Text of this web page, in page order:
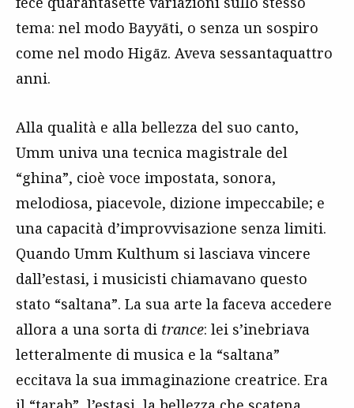
tema: nel modo Bayyāti, o senza un sospiro
come nel modo Higāz. Aveva sessantaquattro
anni.
Alla qualità e alla bellezza del suo canto,
Umm univa una tecnica magistrale del
“ghina”, cioè voce impostata, sonora,
melodiosa, piacevole, dizione impeccabile; e
una capacità d’improvvisazione senza limiti.
Quando Umm Kulthum si lasciava vincere
dall’estasi, i musicisti chiamavano questo
stato “saltana”. La sua arte la faceva accedere
allora a una sorta di trance: lei s’inebriava
letteralmente di musica e la “saltana”
eccitava la sua immaginazione creatrice. Era